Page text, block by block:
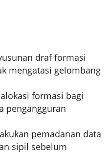
draf formasi
mengatasi gelombang
formasi bagi
pengangguran
pemadanan data
sipil sebelum